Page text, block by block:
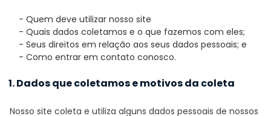
- Quem deve utilizar nosso site
- Quais dados coletamos e o que fazemos com eles;
- Seus direitos em relação aos seus dados pessoais; e
- Como entrar em contato conosco.
1. Dados que coletamos e motivos da coleta
Nosso site coleta e utiliza alguns dados pessoais de nossos